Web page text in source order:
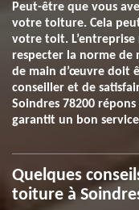
Peut-être que vous
votre toiture. Cela
votre toit.
respecter la norme de
de main d’œuvre doit
conseiller et de
Soindres 78200
garantit un bon
Quelques
toiture à